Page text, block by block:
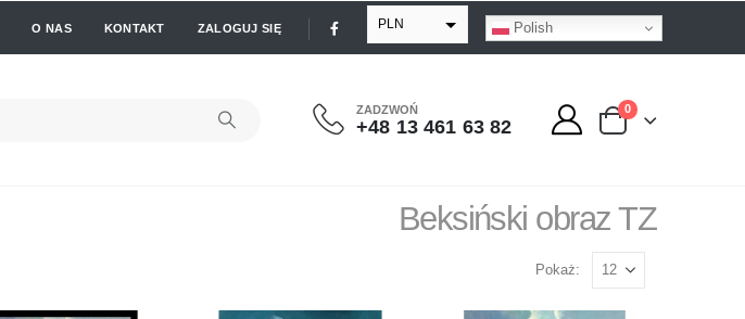
O NAS KONTAKT ZALOGUJ SIĘ PLN
GBP
Polish
ZADZWOŃ
+48 13 461 63 82
0
Beksiński obraz TZ
Pokaż: